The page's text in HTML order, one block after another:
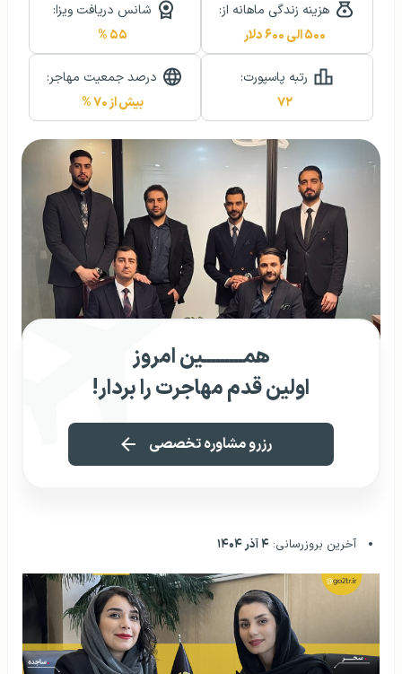
هزینه زندگی ماهانه از:
۵۰۰ الی ۶۰۰ دلار
شانس دریافت ویزا:
۵۵ %
رتبه پاسپورت:
۷۲
درصد جمعیت مهاجر:
بیش از ۷۰ %
همـــــــــین امروز
اولین قدم مهاجرت را بردار!
رزرو مشاوره تخصصی
آخرین بروزرسانی: ۴ آذر ۱۴۰۴